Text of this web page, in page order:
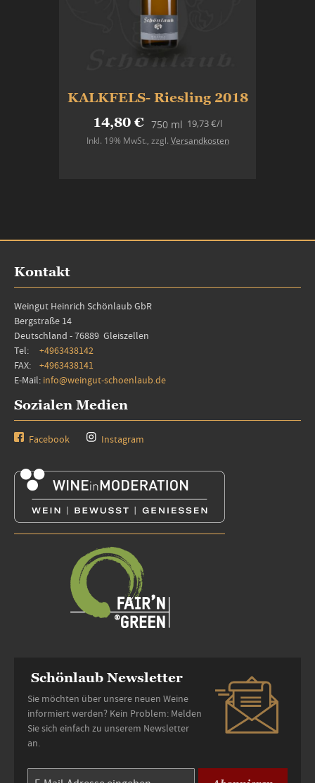
KALKFELS- Riesling 2018
14,80 € 750 ml
Inkl. 19% MwSt., zzgl. Versandkosten
19,73 €/l
Kontakt
Weingut Heinrich Schönlaub GbR
Bergstraße 14
Deutschland - 76889 Gleiszellen
Tel: +4963438142
FAX: +4963438141
E-Mail: info@weingut-schoenlaub.de
Sozialen Medien
Facebook Instagram
Schönlaub Newsletter
Sie möchten über unsere neuen Weine
informiert werden? Kein Problem: Melden
Sie sich einfach zu unserem Newsletter
an.